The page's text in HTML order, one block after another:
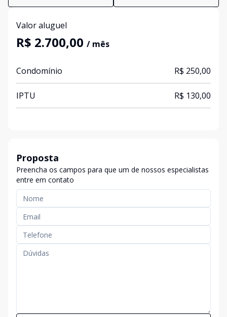
Valor aluguel
R$ 2.700,00 / mês
Condomínio R$ 250,00
IPTU R$ 130,00
Proposta
Preencha os campos para que um de nossos especialistas
entre em contato